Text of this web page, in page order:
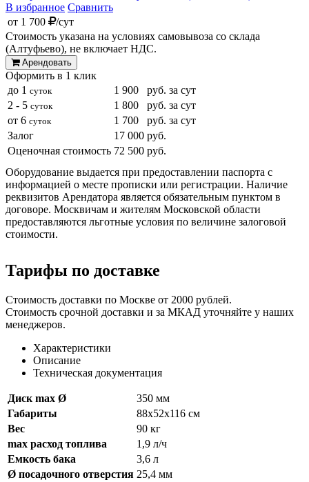
В избранное Сравнить
от 1 700
/сут
Стоимость указана на условиях самовывоза со склада
(Алтуфьево), не включает НДС.
Арендовать
Оформить в 1 клик
до 1 суток 1 900
руб. за сут
2 - 5 суток 1 800
руб. за сут
от 6 суток 1 700
руб. за сут
Залог
17 000 руб.
Оценочная стоимость 72 500 руб.
Оборудование выдается при предоставлении паспорта с
информацией о месте прописки или регистрации. Наличие
реквизитов Арендатора является обязательным пунктом в
договоре. Москвичам и жителям Московской области
предоставляются льготные условия по величине залоговой
стоимости.
Тарифы по доставке
Стоимость доставки по Москве от 2000 рублей.
Стоимость срочной доставки и за МКАД уточняйте у наших
менеджеров.
Характеристики
Описание
Техническая документация
Диск max Ø
350 мм
Габариты
88х52х116 см
Вес
90 кг
max расход топлива
1,9 л/ч
Емкость бака
3,6 л
Ø посадочного отверстия 25,4 мм